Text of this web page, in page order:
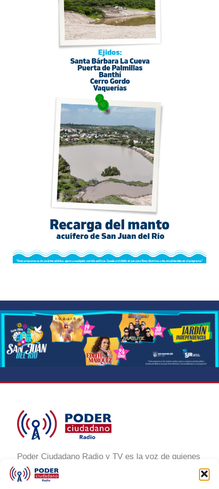
Poder Ciudadano Radio y TV es la voz de quienes
buscan un México informado y participativo.
Nuestro compromiso es conectar con la